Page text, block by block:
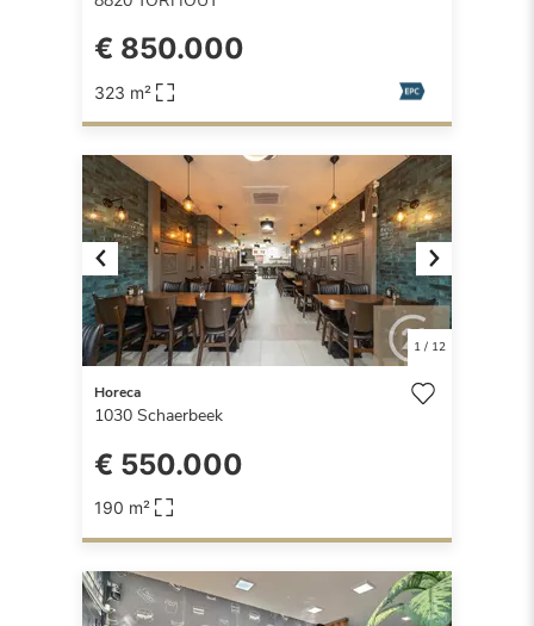
€ 850.000
323 m²
Previous Next
1/ 12
Horeca
1030 Schaerbeek
€ 550.000
190 m²